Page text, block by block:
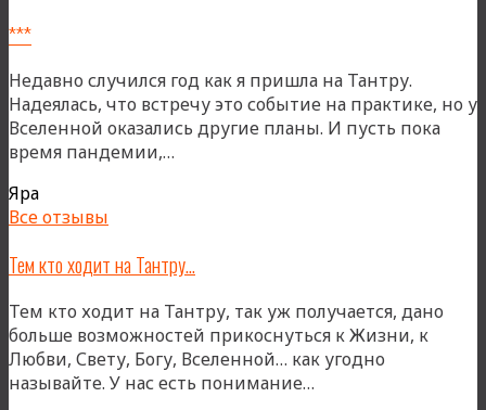
***
Недавно случился год как я пришла на Тантру.
Надеялась, что встречу это событие на практике, но у
Вселенной оказались другие планы. И пусть пока
время пандемии,…
Яра
Все отзывы
Тем кто ходит на Тантру…
Тем кто ходит на Тантру, так уж получается, дано
больше возможностей прикоснуться к Жизни, к
Любви, Свету, Богу, Вселенной… как угодно
называйте. У нас есть понимание…